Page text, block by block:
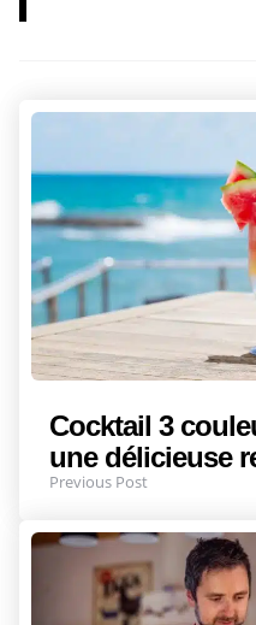
Post
Cocktail 3
une délicieuse
Previous Post